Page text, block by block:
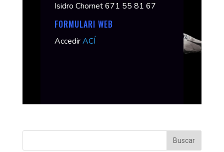
Isidro Chornet 671 55 81 67
FORMULARI WEB
AccedirACÍ